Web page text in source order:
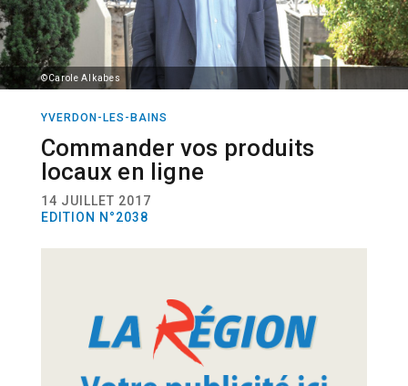
©Carole Alkabes
YVERDON-LES-BAINS
Commander vos produits
locaux en ligne
14 JUILLET 2017
EDITION N°2038